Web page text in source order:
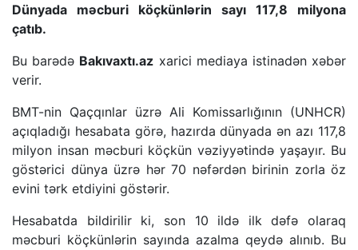
Dünyada məcburi köçkünlərin sayı 117,8 milyona
çatıb.
Bu barədə Bakıvaxtı.az xarici mediaya istinadən xəbər
verir.
BMT-nin Qaçqınlar üzrə Ali Komissarlığının (UNHCR)
açıqladığı hesabata görə, hazırda dünyada ən azı 117,8
milyon insan məcburi köçkün vəziyyətində yaşayır. Bu
göstərici dünya üzrə hər 70 nəfərdən birinin zorla öz
evini tərk etdiyini göstərir.
Hesabatda bildirilir ki, son 10 ildə ilk dəfə olaraq
məcburi köçkünlərin sayında azalma qeydə alınıb. Bu